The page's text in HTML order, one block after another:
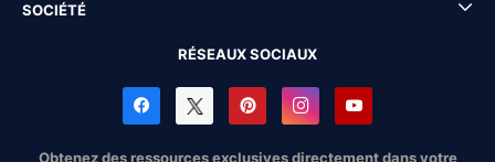
SOCIÉTÉ
RÉSEAUX SOCIAUX
Obtenez des ressources exclusives directement dans votre